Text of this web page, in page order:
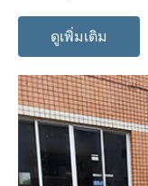
ดูเพิ่มเติม